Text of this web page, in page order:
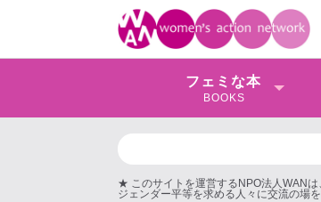
フェミな本
BOOKS
★ このサイトを運営するNPO法人WANは
ジェンダー平等を求める人々に交流の場を